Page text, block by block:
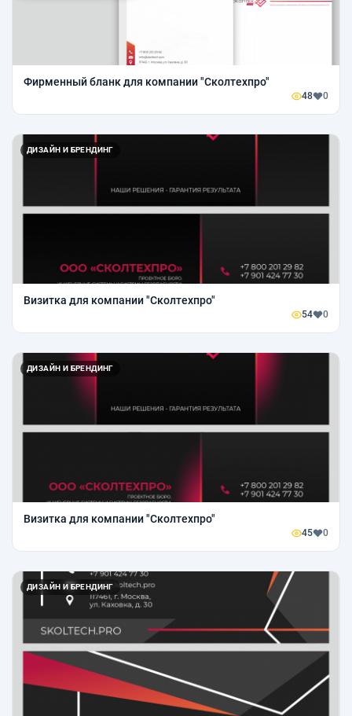
Фирменный бланк для компании "Сколтехпро"
48 0
ДИЗАЙН И БРЕНДИНГ
Визитка для компании "Сколтехпро"
54 0
ДИЗАЙН И БРЕНДИНГ
Визитка для компании "Сколтехпро"
45 0
ДИЗАЙН И БРЕНДИНГ